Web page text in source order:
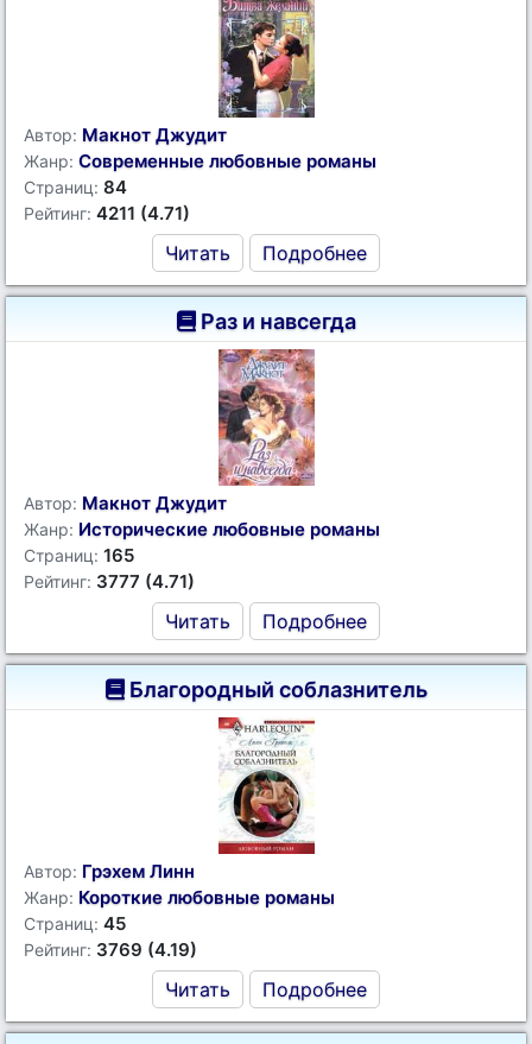
Автор: Макнот Джудит
Жанр: Современные любовные романы
Страниц: 84
Рейтинг: 4211 (4.71)
Читать Подробнее
Раз и навсегда
Автор: Макнот Джудит
Жанр: Исторические любовные романы
Страниц: 165
Рейтинг: 3777 (4.71)
Читать Подробнее
Благородный соблазнитель
Автор: Грэхем Линн
Жанр: Короткие любовные романы
Страниц: 45
Рейтинг: 3769 (4.19)
Читать Подробнее